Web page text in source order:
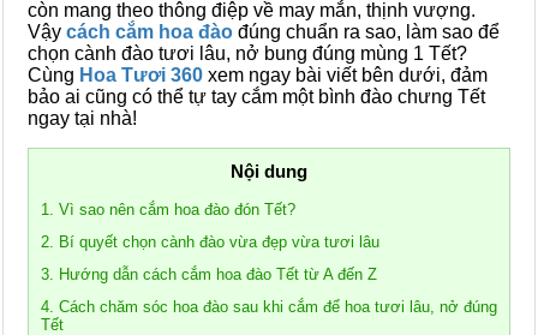
còn mang theo thông điệp về may mắn, thịnh vượng.
Vậy cách cắm hoa đào đúng chuẩn ra sao, làm sao để
chọn cành đào tươi lâu, nở bung đúng mùng 1 Tết?
Cùng Hoa Tươi 360 xem ngay bài viết bên dưới, đảm
bảo ai cũng có thể tự tay cắm một bình đào chưng Tết
ngay tại nhà!
Nội dung
1. Vì sao nên cắm hoa đào đón Tết?
2. Bí quyết chọn cành đào vừa đẹp vừa tươi lâu
3. Hướng dẫn cách cắm hoa đào Tết từ A đến Z
4. Cách chăm sóc hoa đào sau khi cắm để hoa tươi lâu, nở đúng
Tết